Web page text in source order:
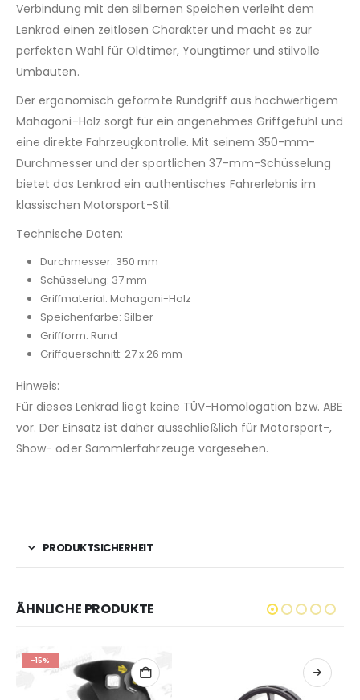
Verbindung mit den silbernen Speichen verleiht dem
Lenkrad einen zeitlosen Charakter und macht es zur
perfekten Wahl für Oldtimer, Youngtimer und stilvolle
Umbauten.
Der ergonomisch geformte Rundgriff aus hochwertigem
Mahagoni-Holz sorgt für ein angenehmes Griffgefühl und
eine direkte Fahrzeugkontrolle. Mit seinem 350-mm-
Durchmesser und der sportlichen 37-mm-Schüsselung
bietet das Lenkrad ein authentisches Fahrerlebnis im
klassischen Motorsport-Stil.
Technische Daten:
Durchmesser: 350 mm
Schüsselung: 37 mm
Griffmaterial: Mahagoni-Holz
Speichenfarbe: Silber
Griffform: Rund
Griffquerschnitt: 27 x 26 mm
Hinweis:
Für dieses Lenkrad liegt keine TÜV-Homologation bzw. ABE
vor. Der Einsatz ist daher ausschließlich für Motorsport-,
Show- oder Sammlerfahrzeuge vorgesehen.
PRODUKTSICHERHEIT
ÄHNLICHE PRODUKTE
-15%